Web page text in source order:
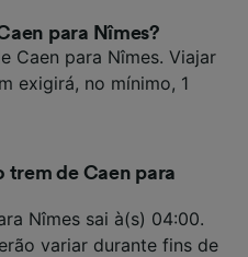
para Nîmes?
Caen para Nîmes. Viajar
exigirá, no mínimo, 1
trem de Caen para
Nîmes sai à(s) 04:00.
variar durante fins de